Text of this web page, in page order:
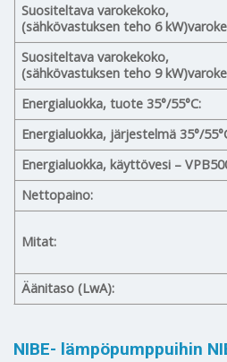
Suositeltava varokekoko,
(sähkövastuksen teho 6
Suositeltava varokekoko,
(sähkövastuksen teho 9
Energialuokka, tuote 35°/55°C:
Energialuokka, järjestelmä 35°/
Energialuokka, käyttövesi –
Nettopaino:
Mitat:
Äänitaso (LwA):
NIBE- lämpöpumppuihin